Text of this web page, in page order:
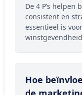
De 4 P’s
consistent en
essentieel is
Hoe